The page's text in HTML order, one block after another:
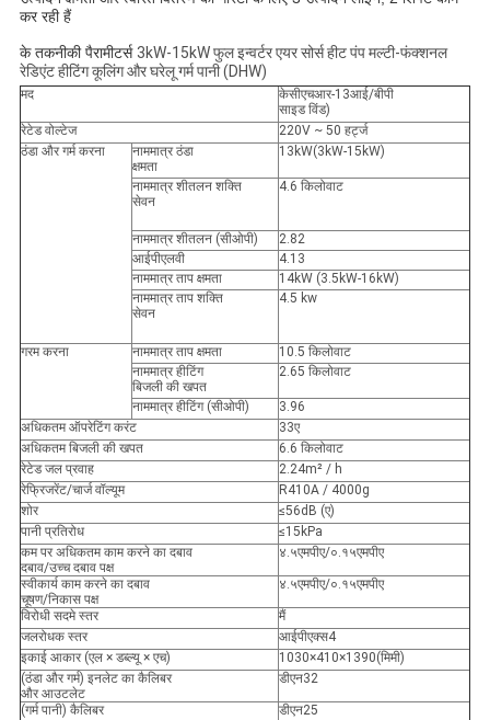
कर रही हैं
के तकनीकी पैरामीटर्स 3kW-15kW फुल इन्वर्टर एयर सोर्स हीट पंप मल्टी-फंक्शनल
रेडिएंट हीटिंग कूलिंग और घरेलू गर्म पानी (DHW)
मद
केसीएचआर-13आई/बीपी
साइड विंड)
रेटेड वोल्टेज
220V ~ 50 हर्ट्ज
ठंडा और गर्म करना
नाममात्र ठंडा
क्षमता
13kW(3kW-15kW)
नाममात्र शीतलन शक्ति
सेवन
4.6 किलोवाट
नाममात्र शीतलन (सीओपी)
2.82
आईपीएलवी
4.13
नाममात्र ताप क्षमता
14kW (3.5kW-16kW)
नाममात्र ताप शक्ति
सेवन
4.5 kw
गरम करना नाममात्र ताप क्षमता
10.5 किलोवाट
नाममात्र हीटिंग
बिजली की खपत
2.65 किलोवाट
नाममात्र हीटिंग (सीओपी)
3.96
अधिकतम ऑपरेटिंग करंट
33ए
अधिकतम बिजली की खपत
6.6 किलोवाट
रेटेड जल ​​प्रवाह
2.24m² / h
रेफ्रिजरेंट/चार्ज वॉल्यूम
R410A / 4000g
शोर
≤56dB (ए)
पानी प्रतिरोध
≤15kPa
कम पर अधिकतम काम करने का दबाव
दबाव/उच्च दबाव पक्ष
४.५एमपीए/०.१५एमपीए
स्वीकार्य काम करने का दबाव
चूषण/निकास पक्ष
४.५एमपीए/०.१५एमपीए
विरोधी सदमे स्तर
मैं
जलरोधक स्तर
आईपीएक्स4
इकाई आकार (एल × डब्ल्यू × एच)
1030×410×1390(मिमी)
(ठंडा और गर्म) इनलेट का कैलिबर
और आउटलेट
डीएन32
(गर्म पानी) कैलिबर
डीएन25